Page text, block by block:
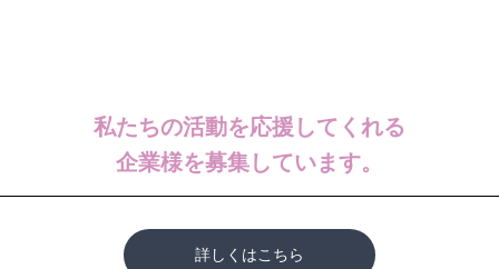
私たちの活動を応援してくれる
企業様を募集しています。
詳しくはこちら